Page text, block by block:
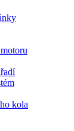
kola